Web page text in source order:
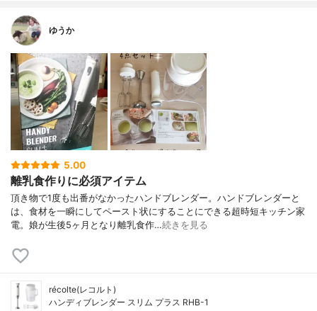
ゆうか
5.00
離乳食作りに必須アイテム
頂き物で1度も出番がなかったハンドブレンダー。ハンドブレンダーと
は、食材を一瞬にしてペースト状にすることにできる超時短キッチン家
電。娘が生後5ヶ月となり離乳食作…続きを見る
récolte(レコルト)
ハンディブレンダー スリム プラス RHB-1